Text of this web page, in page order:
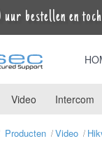
uur bestellen en
Video Intercom
Producten Video